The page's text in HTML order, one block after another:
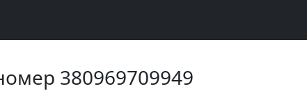
380969709949